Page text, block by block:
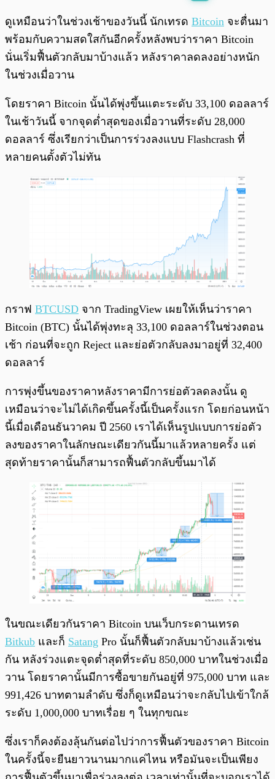
พร้อมเล่น 0:00
ดูเหมือนว่าในช่วงเช้าของวันนี้ นักเทรด Bitcoin จะตื่นมา
พร้อมกับความสดใสกันอีกครั้งหลังพบว่าราคา Bitcoin
นั่นเริ่มฟื้นตัวกลับมาบ้างแล้ว หลังราคาลดลงอย่างหนัก
ในช่วงเมื่อวาน
โดยราคา Bitcoin นั้นได้พุ่งขึ้นแตะระดับ 33,100 ดอลลาร์
ในเช้าวันนี้ จากจุดต่ำสุดของเมื่อวานที่ระดับ 28,000
ดอลลาร์ ซึ่งเรียกว่าเป็นการร่วงลงแบบ Flashcrash ที่
หลายคนตั้งตัวไม่ทัน
กราฟ BTCUSD จาก TradingView เผยให้เห็นว่าราคา
Bitcoin (BTC) นั้นได้พุ่งทะลุ 33,100 ดอลลาร์ในช่วงตอน
เช้า ก่อนที่จะถูก Reject และย่อตัวกลับลงมาอยู่ที่ 32,400
ดอลลาร์
การพุ่งขึ้นของราคาหลังราคามีการย่อตัวลดลงนั้น ดู
เหมือนว่าจะไม่ได้เกิดขึ้นครั้งนี้เป็นครั้งแรก โดยก่อนหน้า
นี้เมื่อเดือนธันวาคม ปี 2560 เราได้เห็นรูปแบบการย่อตัว
ลงของราคาในลักษณะเดียวกันนี้มาแล้วหลายครั้ง แต่
สุดท้ายราคานั้นก็สามารถฟื้นตัวกลับขึ้นมาได้
ในขณะเดียวกันราคา Bitcoin บนเว็บกระดานเทรด
Bitkub และก็ Satang Pro นั้นก็ฟื้นตัวกลับมาบ้างแล้วเช่น
กัน หลังร่วงแตะจุดต่ำสุดที่ระดับ 850,000 บาทในช่วงเมื่อ
วาน โดยราคานั้นมีการซื้อขายกันอยู่ที่ 975,000 บาท และ
991,426 บาทตามลำดับ ซึ่งก็ดูเหมือนว่าจะกลับไปเข้าใกล้
ระดับ 1,000,000 บาทเรื่อย ๆ ในทุกขณะ
ซึ่งเราก็คงต้องลุ้นกันต่อไปว่าการฟื้นตัวของราคา Bitcoin
ในครั้งนี้จะยืนยาวนานมากแค่ไหน หรือมันจะเป็นเพียง